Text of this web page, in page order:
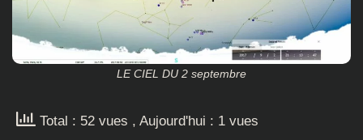
LE CIEL DU 2 septembre
Total : 52 vues , Aujourd'hui : 1 vues